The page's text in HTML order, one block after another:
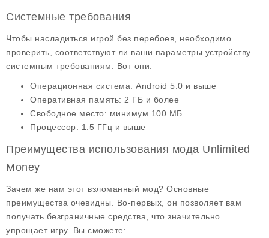
Системные требования
Чтобы насладиться игрой без перебоев, необходимо
проверить, соответствуют ли ваши параметры устройству
системным требованиям. Вот они:
Операционная система: Android 5.0 и выше
Оперативная память: 2 ГБ и более
Свободное место: минимум 100 МБ
Процессор: 1.5 ГГц и выше
Преимущества использования мода Unlimited
Money
Зачем же нам этот взломанный мод? Основные
преимущества очевидны. Во-первых, он позволяет вам
получать безграничные средства, что значительно
упрощает игру. Вы сможете: